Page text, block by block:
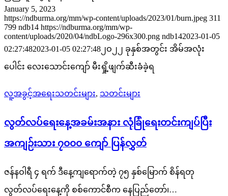
January 5, 2023
https://ndburma.org/mm/wp-content/uploads/2023/01/burn.jpeg 311
799 ndb14 https://ndburma.org/mm/wp-
content/uploads/2020/04/ndbLogo-296x300.png ndb142023-01-05
02:27:482023-01-05 02:27:48 ၂ဝ၂၂ ခုနှစ်အတွင်း အိမ်အလုံး
ပေါင်း လေးသောင်းကျော် မီးရှို့ဖျက်ဆီးခံခဲ့ရ
လူ့အခွင့်အရေးသတင်းများ, သတင်းများ
လွတ်လပ်ရေးနေ့အခမ်းအနား လုံခြုံရေးတင်းကျပ်ပြီး
အကျဉ်းသား ၇၀၀၀ ကျော် ပြန်လွှတ်
ဇန်နဝါရီ ၄ ရက် ဒီနေ့ကျရောက်တဲ့ ၇၅ နှစ်မြောက် စိန်ရတု
လွတ်လပ်ရေးနေ့ကို စစ်ကောင်စီက နေပြည်တော်၊…